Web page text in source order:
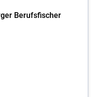
Berufsfischer